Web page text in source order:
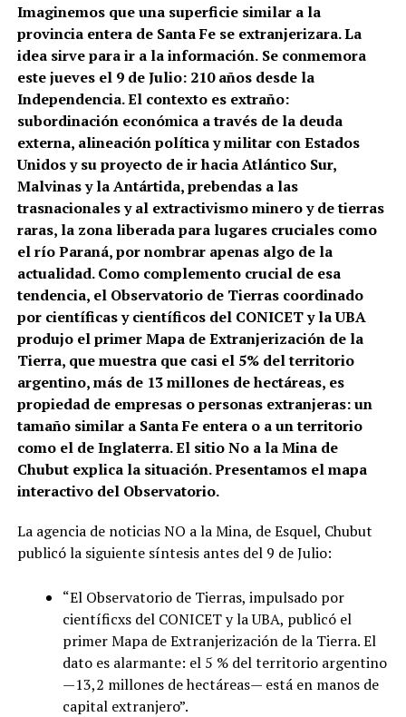
Imaginemos que una superficie similar a la
provincia entera de Santa Fe se extranjerizara. La
idea sirve para ir a la información. Se conmemora
este jueves el 9 de Julio: 210 años desde la
Independencia. El contexto es extraño:
subordinación económica a través de la deuda
externa, alineación política y militar con Estados
Unidos y su proyecto de ir hacia Atlántico Sur,
Malvinas y la Antártida, prebendas a las
trasnacionales y al extractivismo minero y de tierras
raras, la zona liberada para lugares cruciales como
el río Paraná, por nombrar apenas algo de la
actualidad. Como complemento crucial de esa
tendencia, el Observatorio de Tierras coordinado
por científicas y científicos del CONICET y la UBA
produjo el primer Mapa de Extranjerización de la
Tierra, que muestra que casi el 5% del territorio
argentino,más de 13 millones de hectáreas,es
propiedad de empresas o personas extranjeras: un
tamaño similar a Santa Fe entera o a un territorio
como el de Inglaterra. El sitio No a la Mina de
Chubut explica la situación. Presentamos el mapa
interactivo del Observatorio.
La agencia de noticias NO a la Mina, de Esquel, Chubut
publicó la siguiente síntesis antes del 9 de Julio:
“El Observatorio de Tierras, impulsado por
científicxs del CONICET y la UBA, publicó el
primer Mapa de Extranjerización de la Tierra. El
dato es alarmante: el 5 % del territorio argentino
—13,2 millones de hectáreas— está en manos de
capital extranjero”.